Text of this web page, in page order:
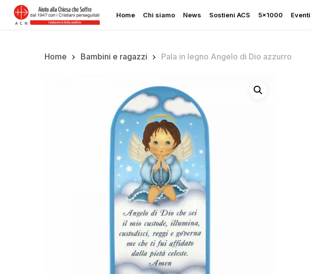
Skip
Home Chi siamo News Sostieni ACS 5×1000 Eventi
Home Bambini e ragazzi Pala in legno Angelo di Dio azzurro